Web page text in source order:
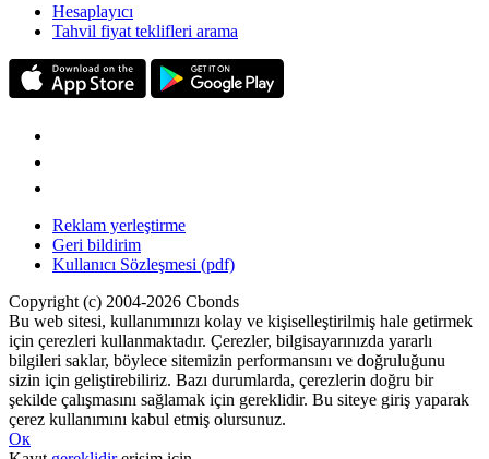
Hesaplayıcı
Tahvil fiyat teklifleri arama
Reklam yerleştirme
Geri bildirim
Kullanıcı Sözleşmesi (pdf)
Copyright (c) 2004-2026 Cbonds
Bu web sitesi, kullanımınızı kolay ve kişiselleştirilmiş hale getirmek
için çerezleri kullanmaktadır. Çerezler, bilgisayarınızda yararlı
bilgileri saklar, böylece sitemizin performansını ve doğruluğunu
sizin için geliştirebiliriz. Bazı durumlarda, çerezlerin doğru bir
şekilde çalışmasını sağlamak için gereklidir. Bu siteye giriş yaparak
çerez kullanımını kabul etmiş olursunuz.
Ок